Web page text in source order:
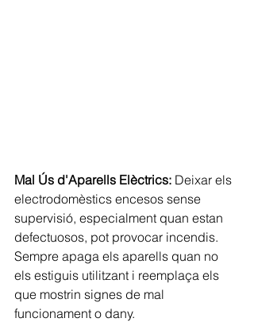
Mal Ús d'Aparells Elèctrics: Deixar els
electrodomèstics encesos sense
supervisió, especialment quan estan
defectuosos, pot provocar incendis.
Sempre apaga els aparells quan no
els estiguis utilitzant i reemplaça els
que mostrin signes de mal
funcionament o dany.